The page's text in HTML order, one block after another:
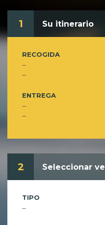
1 Su itinerario
RECOGIDA
--
--
ENTREGA
--
--
2 Seleccionar
TIPO
--